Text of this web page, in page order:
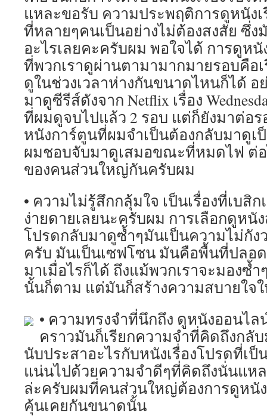
แหละขอรับ ความประพฤติการดูหนังเ
ที่หลายๆคนเป็นอย่างไม่ต้องสงสัย ซึ่ง
อะไรเลยคะครับผม พอใจได้ การดูห
ที่พวกเราดูผ่านตามามากมายรอบคือ
ดูในช่วงเวลาห่างกันขนาดไหนก็ได้ อ
มาดูซีรีส์ดังจาก Netflix เรื่อง
ที่ผมดูจบไปแล้ว 2 รอบ แต่ก็ยังมาต่อร
หนังการ์ตูนที่ผมจำเป็นต้องกลับมาดูเ
ผมชอบจับมาดูเสมอขณะที่หมดไฟ ต่อ
ของคนส่วนใหญ่กันครับผม
• ความไม่รู้สึกกลุ้มใจ เป็นเรื่องที่เบสิ
ง่ายดายเลยนะครับผม การเลือกดูหนัง
โปรดกลับมาดูซ้ำๆมันเป็นความไม่กัง
ครับ มันเป็นเซฟโซน มันคือพื้นที่ปลอ
มาเมื่อไรก็ได้ ถึงแม้พวกเราจะมองซ้
นั้นก็ตาม แต่มันก็สร้างความสบายใจ
• ความทรงจำที่นึกถึง ดูหนังออนไล
คราวมันก็เรียกความจำที่คิดถึงกลั
นับประสาอะไรกับหนังเรื่องโปรดที่เ
แน่นไปด้วยความจำดีๆที่คิดถึงนั่นแหล
ล่ะครับผมที่คนส่วนใหญ่ต้องการดูหนัง
คุ้นเคยกันขนาดนั้น